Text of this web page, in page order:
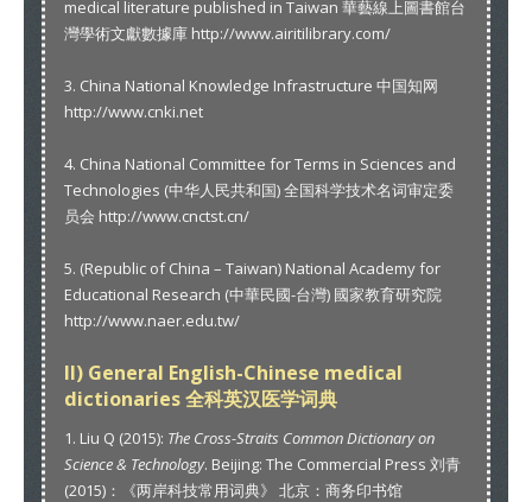
medical literature published in Taiwan 華藝線上圖書館台
灣學術文獻數據庫 http://www.airitilibrary.com/
3. China National Knowledge Infrastructure 中国知网
http://www.cnki.net
4. China National Committee for Terms in Sciences and
Technologies (中华人民共和国) 全国科学技术名词审定委
员会 http://www.cnctst.cn/
5. (Republic of China – Taiwan) National Academy for
Educational Research (中華民國-台灣) 國家教育研究院
http://www.naer.edu.tw/
II) General English-Chinese medical
dictionaries 全科英汉医学词典
1. Liu Q (2015): The Cross-Straits Common Dictionary on
Science & Technology. Beijing: The Commercial Press 刘青
(2015)：《两岸科技常用词典》 北京：商务印书馆